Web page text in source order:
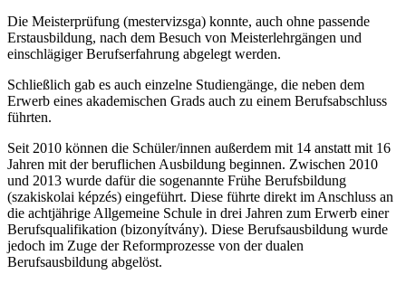
Die Meisterprüfung (mestervizsga) konnte, auch ohne passende
Erstausbildung, nach dem Besuch von Meisterlehrgängen und
einschlägiger Berufserfahrung abgelegt werden.
Schließlich gab es auch einzelne Studiengänge, die neben dem
Erwerb eines akademischen Grads auch zu einem Berufsabschluss
führten.
Seit 2010 können die Schüler/innen außerdem mit 14 anstatt mit 16
Jahren mit der beruflichen Ausbildung beginnen. Zwischen 2010
und 2013 wurde dafür die sogenannte Frühe Berufsbildung
(szakiskolai képzés) eingeführt. Diese führte direkt im Anschluss an
die achtjährige Allgemeine Schule in drei Jahren zum Erwerb einer
Berufsqualifikation (bizonyítvány). Diese Berufsausbildung wurde
jedoch im Zuge der Reformprozesse von der dualen
Berufsausbildung abgelöst.